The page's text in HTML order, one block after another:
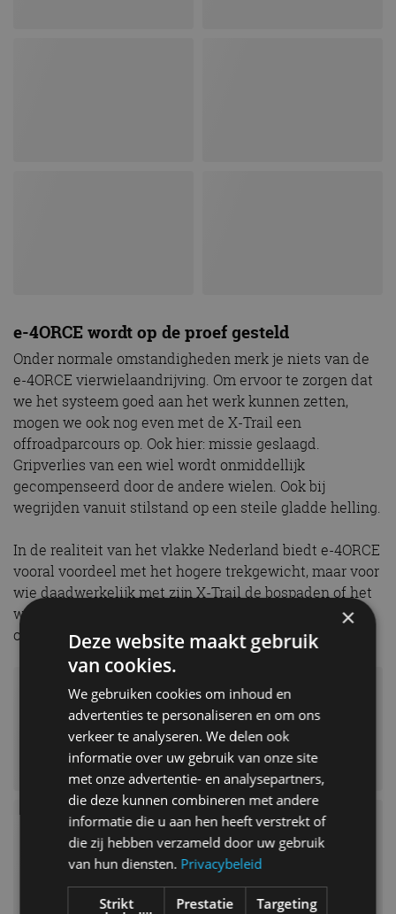
e-4ORCE wordt op de proef gesteld
Onder normale omstandigheden merk je niets van de
e-4ORCE vierwielaandrijving. Om ervoor te zorgen dat
we het systeem goed aan het werk kunnen zetten,
mogen we ook nog even met de X-Trail een
offroadparcours op. Ook hier: missie geslaagd.
Gripverlies van een wiel wordt onmiddellijk
gecompenseerd door de andere wielen. Ook bij
wegrijden vanuit stilstand op een steile gladde helling.
In de realiteit van het vlakke Nederland biedt e-4ORCE
vooral voordeel met het hogere trekgewicht, maar voor
wie daadwerkelijk met zijn X-Trail de bospaden of het
weiland opzoekt is het systeem dus zeker het
overwegen waard.
×
Deze website maakt gebruik
van cookies.
We gebruiken cookies om inhoud en
advertenties te personaliseren en om ons
verkeer te analyseren. We delen ook
informatie over uw gebruik van onze site
met onze advertentie- en analysepartners,
die deze kunnen combineren met andere
informatie die u aan hen heeft verstrekt of
die zij hebben verzameld door uw gebruik
van hun diensten. Privacybeleid
Strikt
Prestatie Targeting